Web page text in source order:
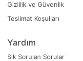
Gizlilik ve Güvenlik
Teslimat Koşulları
Yardım
Sık Sorulan Sorular